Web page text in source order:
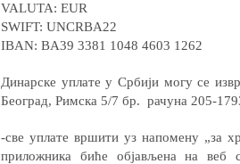
VALUTA: EUR
SWIFT: UNCRBA22
IBAN: BA39 3381 1048 4603 1262
Динарске уплате у Србији могу се
Београд, Римска 5/7 бр. рачуна 205-
-све уплате вршити уз напомену „за
приложника биће објављена на